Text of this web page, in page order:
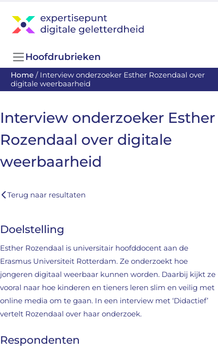
Hoofdrubrieken
Home / Interview onderzoeker Esther Rozendaal over
digitale weerbaarheid
Interview onderzoeker Esther
Rozendaal over digitale
weerbaarheid
Terug naar resultaten
Doelstelling
Esther Rozendaal is universitair hoofddocent aan de
Erasmus Universiteit Rotterdam. Ze onderzoekt hoe
jongeren digitaal weerbaar kunnen worden. Daarbij kijkt ze
vooral naar hoe kinderen en tieners leren slim en veilig met
online media om te gaan. In een interview met ‘Didactief’
vertelt Rozendaal over haar onderzoek.
Respondenten